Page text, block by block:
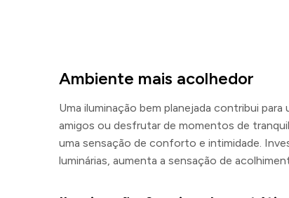
Ambiente mais acolhedor
Uma iluminação bem planejada contribui para
amigos ou desfrutar de momentos de
uma sensação de conforto e intimidade.
luminárias, aumenta a sensação de